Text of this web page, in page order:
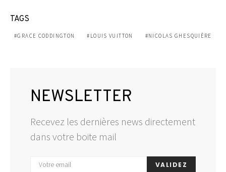
TAGS
GRACE CODDINGTON LOUIS VUITTON NICOLAS GHESQUIÈRE
NEWSLETTER
Recevez les dernières news directement
dans votre boite mail
VALIDEZ